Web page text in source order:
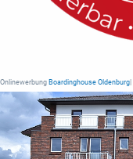
Onlinewerbung Boardinghouse Oldenburg